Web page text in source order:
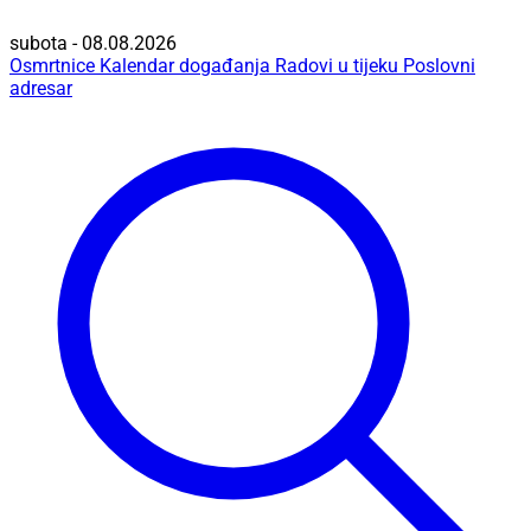
subota - 08.08.2026
Osmrtnice Kalendar događanja Radovi u tijeku Poslovni
adresar